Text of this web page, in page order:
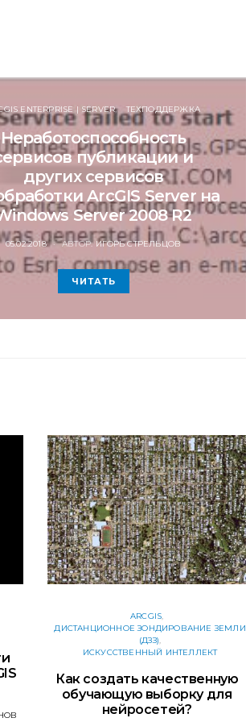
ENTERPRISE | SERVER ТЕХПОДДЕРЖКА
Неработоспособность
публикации и
других сервисов
ArcGIS Server на
Server 2008 R2
POSTED
05.02.2018 АВТОР: ИГОРЬ СТРЕЛЬЦОВ
ЧИТАТЬ
ARCGIS
ДИСТАНЦИОННОЕ ЗОНДИРОВАНИЕ ЗЕМЛИ
(ДЗЗ)
ИСКУССТВЕННЫЙ ИНТЕЛЛЕКТ
Как создать качественную
обучающую выборку для
нейросетей?